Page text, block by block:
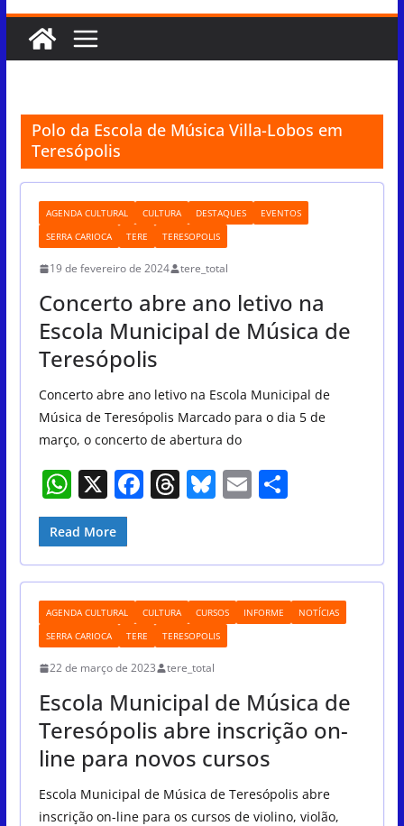
Polo da Escola de Música Villa-Lobos em
Teresópolis
AGENDA CULTURAL CULTURA DESTAQUES
EVENTOS
SERRA CARIOCA
TERE TERESOPOLIS
19 de fevereiro de 2024 tere_total
Concerto abre ano letivo na
Escola Municipal de Música de
Teresópolis
Concerto abre ano letivo na Escola Municipal de
Música de Teresópolis Marcado para o dia 5 de
março, o concerto de abertura do
W
h
at
s
A
p
p
X F
e
b
o
o
k
T
a
d
s
Bl
sk
y
E
l
S
e
Read More
AGENDA CULTURAL CULTURA CURSOS INFORME
NOTÍCIAS
SERRA CARIOCA
TERE TERESOPOLIS
22 de março de 2023 tere_total
Escola Municipal de Música de
Teresópolis abre inscrição on-
line para novos cursos
Escola Municipal de Música de Teresópolis abre
inscrição on-line para os cursos de violino, violão,